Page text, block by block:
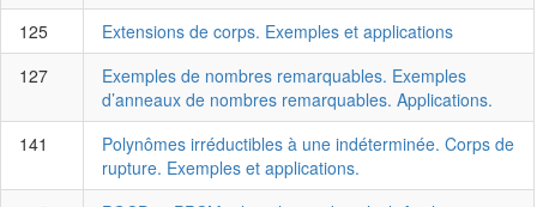
125
Extensions de corps. Exemples et applications
127
Exemples de nombres remarquables. Exemples
d’anneaux de nombres remarquables. Applications.
141
Polynômes irréductibles à une indéterminée. Corps de
rupture. Exemples et applications.